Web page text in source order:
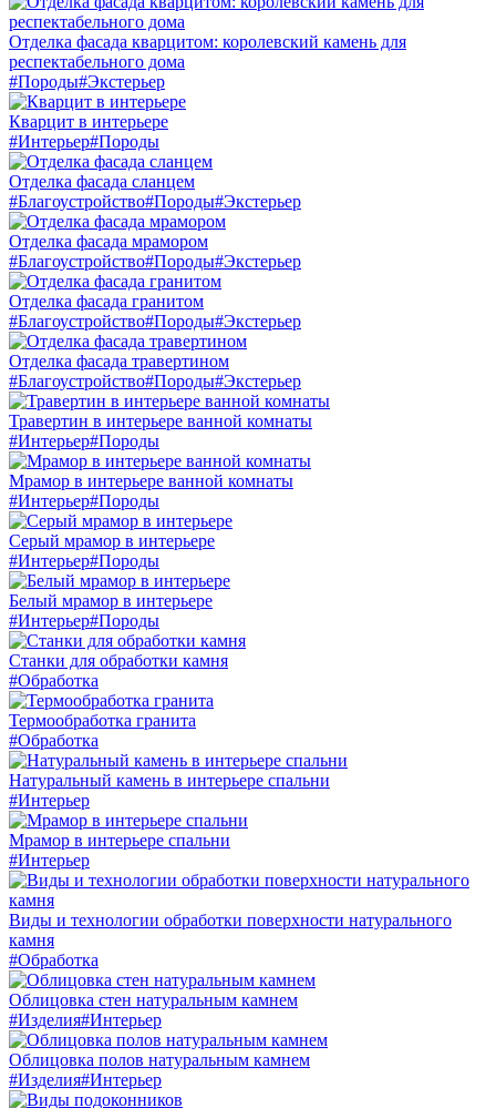
Отделка фасада кварцитом: королевский камень для
респектабельного дома
#Породы#Экстерьер
Кварцит в интерьере
#Интерьер#Породы
Отделка фасада сланцем
#Благоустройство#Породы#Экстерьер
Отделка фасада мрамором
#Благоустройство#Породы#Экстерьер
Отделка фасада гранитом
#Благоустройство#Породы#Экстерьер
Отделка фасада травертином
#Благоустройство#Породы#Экстерьер
Травертин в интерьере ванной комнаты
#Интерьер#Породы
Мрамор в интерьере ванной комнаты
#Интерьер#Породы
Серый мрамор в интерьере
#Интерьер#Породы
Белый мрамор в интерьере
#Интерьер#Породы
Станки для обработки камня
#Обработка
Термообработка гранита
#Обработка
Натуральный камень в интерьере спальни
#Интерьер
Мрамор в интерьере спальни
#Интерьер
Виды и технологии обработки поверхности натурального
камня
#Обработка
Облицовка стен натуральным камнем
#Изделия#Интерьер
Облицовка полов натуральным камнем
#Изделия#Интерьер